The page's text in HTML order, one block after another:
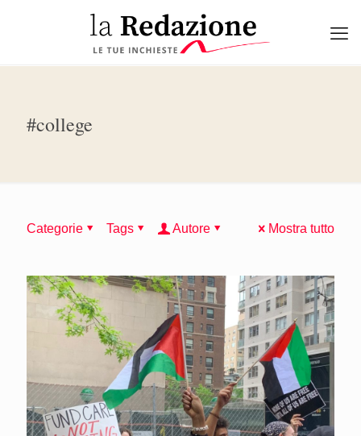
#college
Categorie Tags Autore Mostra tutto